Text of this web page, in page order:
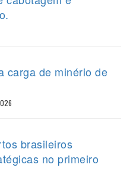
carga de minério de
brasileiros
no primeiro